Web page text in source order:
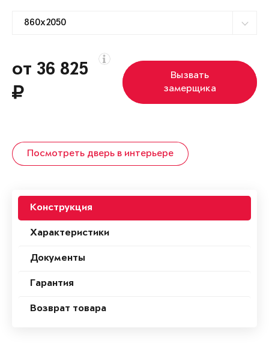
от 36 825
Вызвать
замерщика
Посмотреть дверь в интерьере
Конструкция
Характеристики
Документы
Гарантия
Возврат товара